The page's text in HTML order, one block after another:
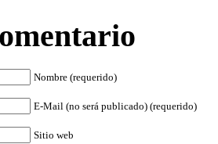
Nombre (requerido)
E-Mail (no será publicado) (requerido)
Sitio web